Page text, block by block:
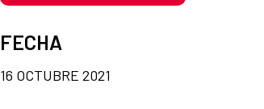
FECHA
16 OCTUBRE 2021